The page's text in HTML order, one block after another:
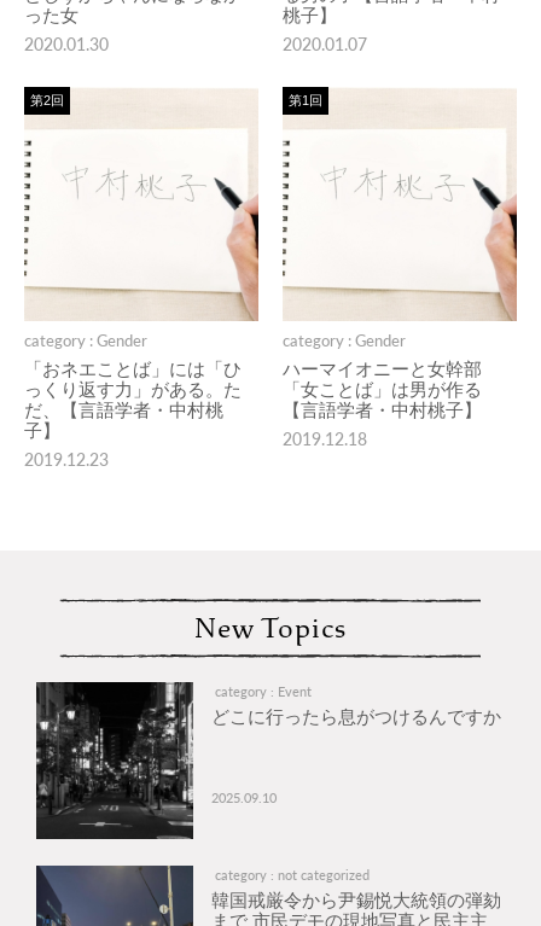
った女
2020.01.30
桃子】
2020.01.07
第2回
category : Gender
「おネエことば」には「ひ
っくり返す力」がある。た
だ、【言語学者・中村桃
子】
2019.12.23
第1回
category : Gender
ハーマイオニーと女幹部
「女ことば」は男が作る
【言語学者・中村桃子】
2019.12.18
New Topics
category : Event
どこに行ったら息がつけるんですか
2025.09.10
category : not categorized
韓国戒厳令から尹錫悦大統領の弾劾
まで 市民デモの現地写真と民主主